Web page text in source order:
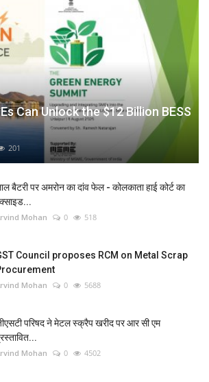
Can Unlock the $12 Billion BESS
201
बैटरी पर अमरोन का दांव फेल - कोलकाता हाई कोर्ट का
Mohan 0 518
Council proposes RCM on Metal Scrap
Mohan 0 5688
परिषद ने मेटल स्क्रैप खरीद पर आर सी एम
Mohan 0 4502